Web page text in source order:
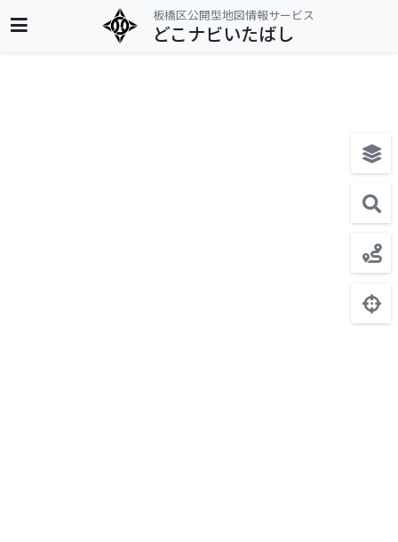
板橋区公開型地図情報サービス
どこナビいたばし